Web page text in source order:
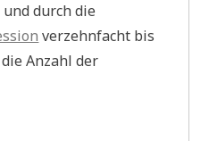
und durch die
verzehnfacht bis
Anzahl der